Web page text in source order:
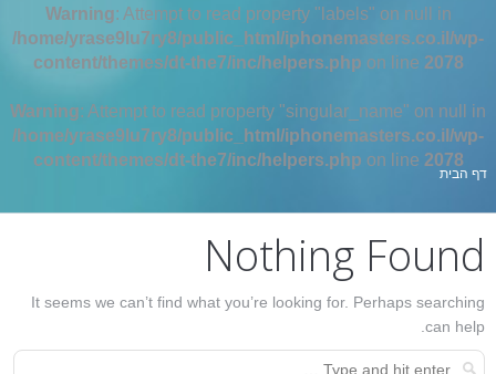
Warning: Attempt to read property "labels" on null in
/home/yrase9lu7ry8/public_html/iphonemasters.co.il/wp-
content/themes/dt-the7/inc/helpers.php on line 2078
Warning: Attempt to read property "singular_name" on null in
/home/yrase9lu7ry8/public_html/iphonemasters.co.il/wp-
content/themes/dt-the7/inc/helpers.php on line 2078
אתה כאן:
דף הבית
Nothing Found
It seems we can’t find what you’re looking for. Perhaps searching
can help.